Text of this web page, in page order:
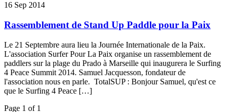
16 Sep 2014
Rassemblement de Stand Up Paddle pour la Paix
Le 21 Septembre aura lieu la Journée Internationale de la Paix.
L'association Surfer Pour La Paix organise un rassemblement de
paddlers sur la plage du Prado à Marseille qui inaugurera le Surfing
4 Peace Summit 2014. Samuel Jacquesson, fondateur de
l'association nous en parle. TotalSUP : Bonjour Samuel, qu'est ce
que le Surfing 4 Peace […]
Page 1 of 1